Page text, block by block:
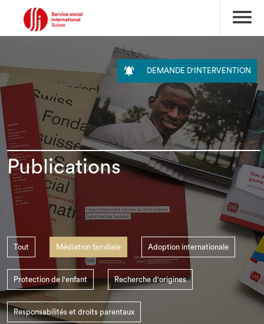
menu
 DEMANDE D'INTERVENTION
Publications
Tout Médiation familiale Adoption internationale
Protection de l'enfant Recherche d'origines
Responsabilités et droits parentaux